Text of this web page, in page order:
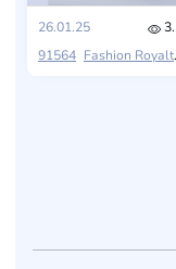
26.01.25
91564 Fashion Royalty